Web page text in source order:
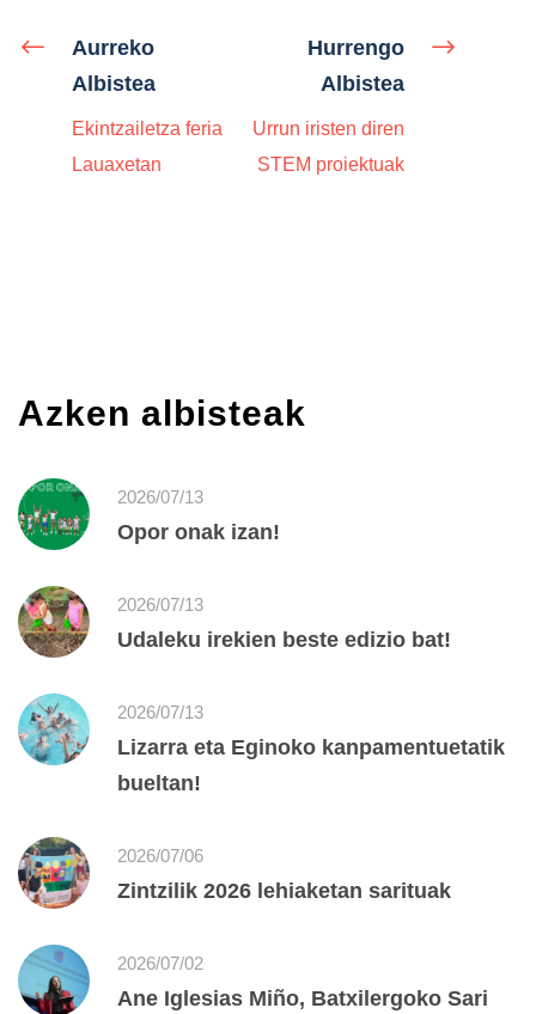
Aurreko
Albistea
Ekintzailetza feria
Lauaxetan
Hurrengo
Albistea
Urrun iristen diren
STEM proiektuak
Azken albisteak
2026/07/13
Opor onak izan!
2026/07/13
Udaleku irekien beste edizio bat!
2026/07/13
Lizarra eta Eginoko kanpamentuetatik
bueltan!
2026/07/06
Zintzilik 2026 lehiaketan sarituak
2026/07/02
Ane Iglesias Miño, Batxilergoko Sari